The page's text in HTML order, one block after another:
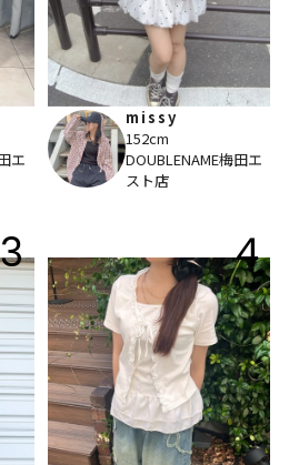
エ
missy
152cm
DOUBLENAME梅田エ
スト店
3 4